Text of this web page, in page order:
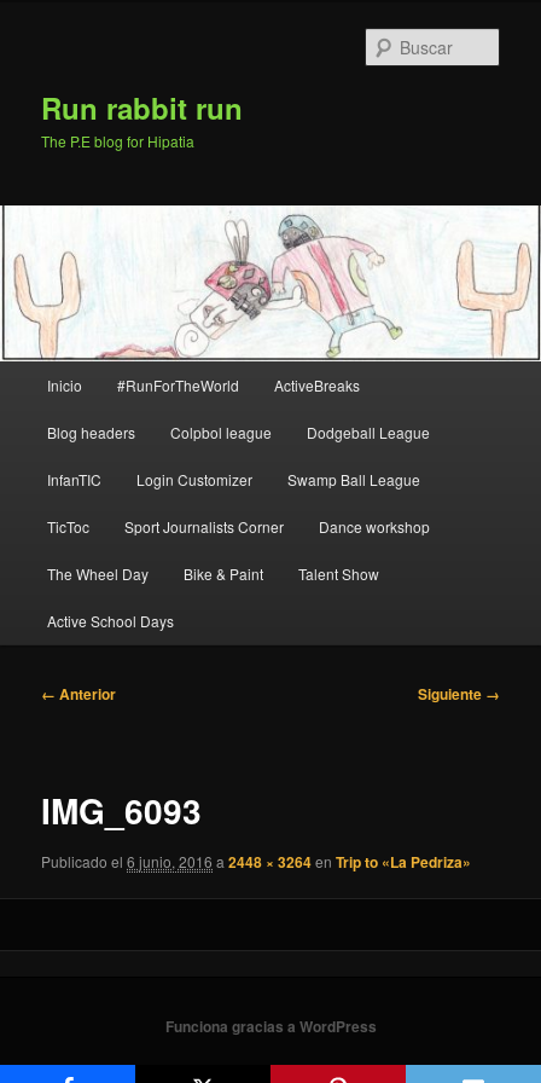
Run rabbit run
The P.E blog for Hipatia
principal
Inicio #RunForTheWorld ActiveBreaks
Blog headers Colpbol league Dodgeball League
InfanTIC Login Customizer Swamp Ball League
TicToc Sport Journalists Corner Dance workshop
The Wheel Day Bike & Paint Talent Show
Active School Days
Navegador
← Anterior Siguiente →
IMG_6093
Publicado el 6 junio, 2016 a2448 × 3264enTrip to «La Pedriza»
Funciona gracias a WordPress